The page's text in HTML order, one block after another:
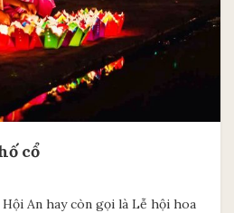
cổ
An hay còn gọi là Lễ hội hoa